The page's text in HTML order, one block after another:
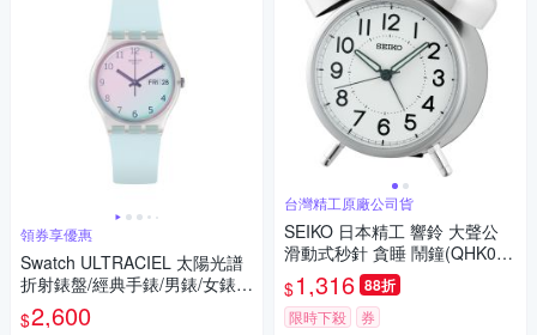
領券享優惠
Swatch ULTRACIEL 太陽光譜
折射錶盤/經典手錶/男錶/女錶/
瑞士製造 GE713 (34mm)
$2,600
台灣精工原廠公司貨
SEIKO 日本精工 響鈴 大聲公
滑動式秒針 貪睡 鬧鐘(QHK063
S)銀15.2X12.2cm
$1,316 88折
限時下殺 券